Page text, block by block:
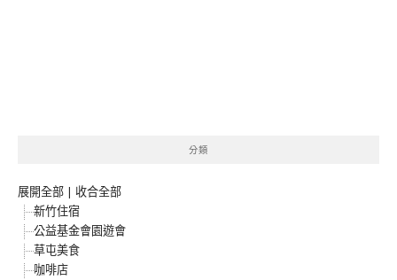
分類
展開全部 | 收合全部
新竹住宿
公益基金會園遊會
草屯美食
咖啡店